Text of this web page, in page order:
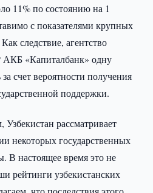
11% по состоянию на 1
с показателями крупных
следствие, агентство
АКБ «Капиталбанк» одну
счет вероятности получения
поддержки.
рассматривает
некоторых государственных
В настоящее время это не
рейтинги узбекистанских